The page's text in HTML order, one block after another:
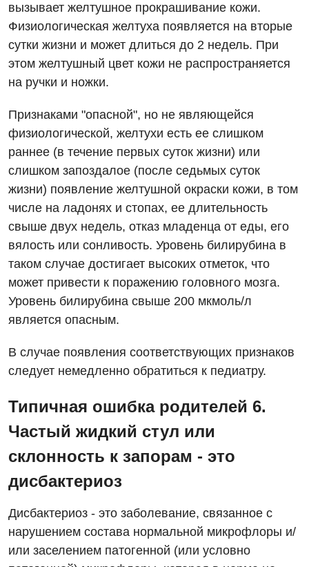
вызывает желтушное прокрашивание кожи.
Физиологическая желтуха появляется на вторые
сутки жизни и может длиться до 2 недель. При
этом желтушный цвет кожи не распространяется
на ручки и ножки.
Признаками "опасной", но не являющейся
физиологической, желтухи есть ее слишком
раннее (в течение первых суток жизни) или
слишком запоздалое (после седьмых суток
жизни) появление желтушной окраски кожи, в том
числе на ладонях и стопах, ее длительность
свыше двух недель, отказ младенца от еды, его
вялость или сонливость. Уровень билирубина в
таком случае достигает высоких отметок, что
может привести к поражению головного мозга.
Уровень билирубина свыше 200 мкмоль/л
является опасным.
В случае появления соответствующих признаков
следует немедленно обратиться к педиатру.
Типичная ошибка родителей 6.
Частый жидкий стул или
склонность к запорам - это
дисбактериоз
Дисбактериоз - это заболевание, связанное с
нарушением состава нормальной микрофлоры и/
или заселением патогенной (или условно